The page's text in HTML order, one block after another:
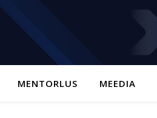
MENTORLUS MEEDIA